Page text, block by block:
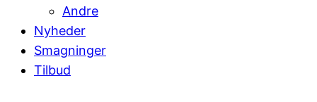
Andre
Nyheder
Smagninger
Tilbud